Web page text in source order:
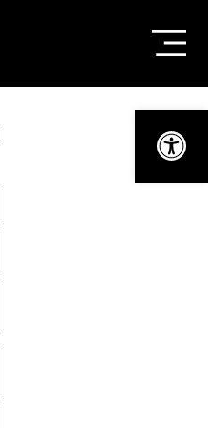
Ouvrir la